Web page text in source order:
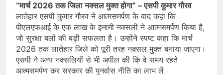
“मार्च 2026 तक जिला नक्सल मुक्त होगा” – एसपी कुमार गौरव
लातेहार एसपी कुमार गौरव ने आत्मसमर्पण के बाद कहा कि
पीएलएफआई के एक लाख के इनामी नक्सली ने आत्मसमर्पण किया है,
जो सुरक्षा बलों की बड़ी सफलता है। उन्होंने स्पष्ट कहा कि मार्च
2026 तक लातेहार जिले को पूरी तरह नक्सल मुक्त बनाया जाएगा।
एसपी ने अन्य नक्सलियों से भी अपील की कि वे समय रहते
आत्मसमर्पण कर सरकार की पुनर्वास नीति का लाभ लें।